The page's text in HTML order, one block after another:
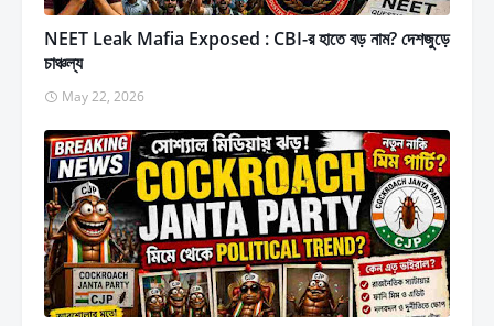
NEET Leak Mafia Exposed : CBI-র হাতে বড় নাম? দেশজুড়ে
চাঞ্চল্য
May 22, 2026